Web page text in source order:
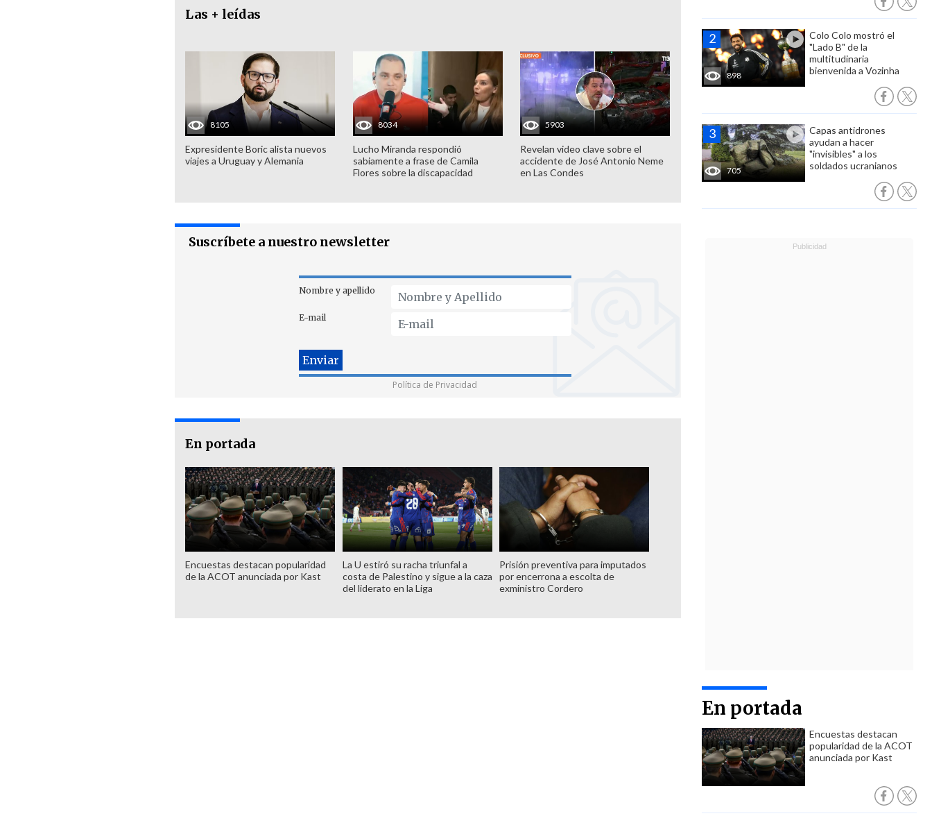
898
Colo Colo mostró el
"Lado B" de la
multitudinaria
bienvenida a Vozinha
705
Capas antidrones
ayudan a hacer
"invisibles" a los
soldados ucranianos
En portada
Encuestas destacan
popularidad de la ACOT
anunciada por Kast
Las + leídas
8105
Expresidente Boric alista nuevos
viajes a Uruguay y Alemania
8034
Lucho Miranda respondió
sabiamente a frase de Camila
Flores sobre la discapacidad
5903
Revelan video clave sobre el
accidente de José Antonio Neme
en Las Condes
Suscríbete a nuestro newsletter
Nombre y apellido
E-mail
Política de Privacidad
En portada
Encuestas destacan popularidad
de la ACOT anunciada por Kast
La U estiró su racha triunfal a
costa de Palestino y sigue a la caza
del liderato en la Liga
Prisión preventiva para imputados
por encerrona a escolta de
exministro Cordero